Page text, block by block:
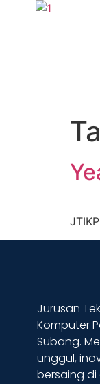
Jurusan
Komputer
Subang.
unggul,
bersaing di